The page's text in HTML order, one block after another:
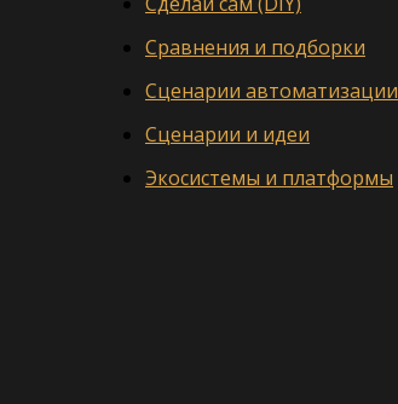
Сравнения и подборки
Сценарии автоматизации
Сценарии и идеи
Экосистемы и платформы